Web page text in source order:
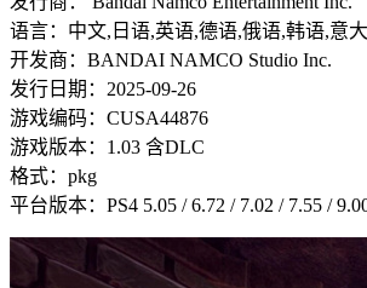
语言：中文,日语,英语,德语,俄语,韩语,意
开发商：BANDAI NAMCO Studio Inc.
发行日期：2025-09-26
游戏编码：CUSA44876
游戏版本：1.03 含DLC
格式：pkg
平台版本：PS4 5.05 / 6.72 / 7.02 / 7.55 /